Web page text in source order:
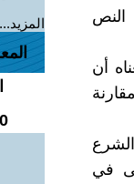
النص
أن
في